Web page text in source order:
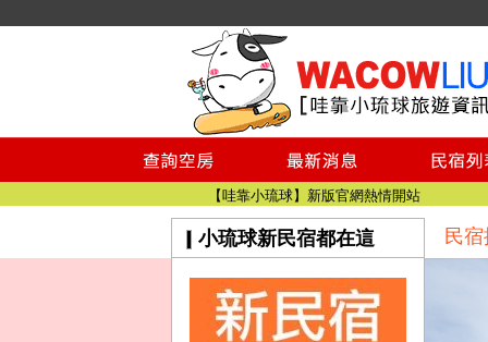
小琉球民宿空房
小琉球民宿
小琉球民宿推薦
【小琉球民宿特約】東港停車場!!看這邊
小琉球民宿 最完整的旅遊資訊都在這
【哇靠小琉球】新版官網熱情開站
【哇靠小琉球粉絲團】即時動態!!
小琉球民宿空房
小琉球民宿
小琉球民宿推薦
小琉球新民宿都在這 民